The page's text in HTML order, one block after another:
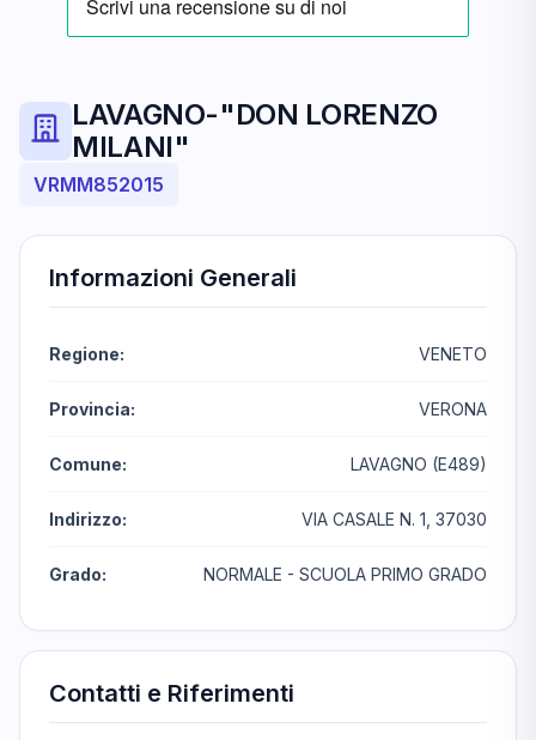
LAVAGNO-"DON LORENZO
MILANI"
VRMM852015
Informazioni Generali
Regione: VENETO
Provincia: VERONA
Comune: LAVAGNO (E489)
Indirizzo: VIA CASALE N. 1, 37030
Grado: NORMALE - SCUOLA PRIMO GRADO
Contatti e Riferimenti